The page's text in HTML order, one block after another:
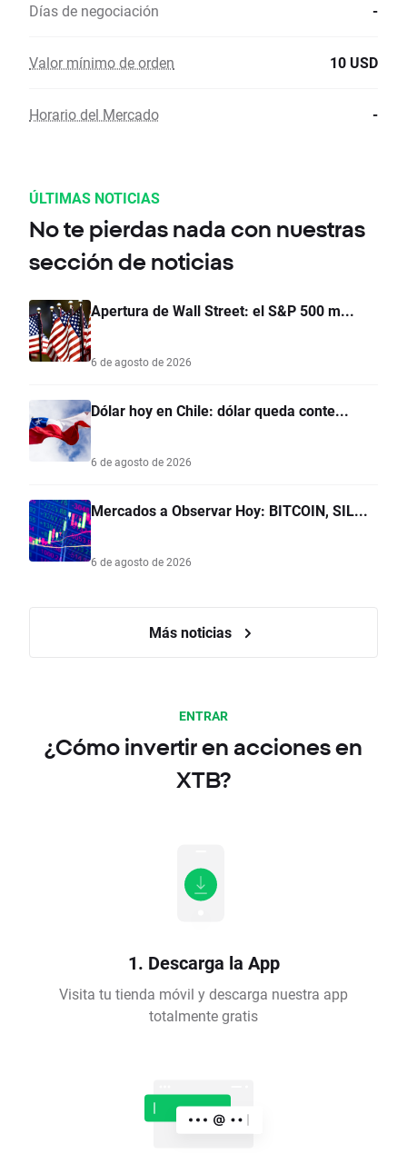
Días de negociación -
Valor mínimo de orden 10 USD
Horario del Mercado -
ÚLTIMAS NOTICIAS
No te pierdas nada con nuestras
sección de noticias
Apertura de Wall Street: el S&P 500 m...
6 de agosto de 2026
Dólar hoy en Chile: dólar queda conte...
6 de agosto de 2026
Mercados a Observar Hoy: BITCOIN, SIL...
6 de agosto de 2026
Más noticias
ENTRAR
¿Cómo invertir en acciones en
XTB?
1. Descarga la App
Visita tu tienda móvil y descarga nuestra app
totalmente gratis